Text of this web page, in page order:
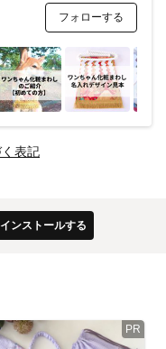
フォローする
表記
インストールする
PR